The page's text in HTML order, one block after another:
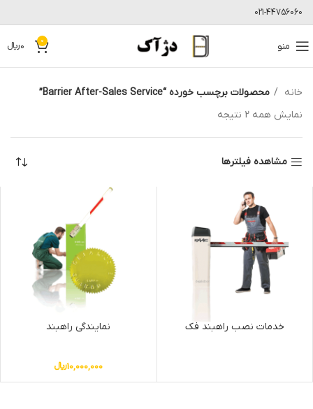
021-44756060
منو 0
0﷼
خانه
محصولات برچسب خورده “Barrier After-Sales Service”
نمایش همه 2 نتیجه
مشاهده فیلترها
خدمات نصب راهبند فک نمایندگی راهبند
10,000,000﷼